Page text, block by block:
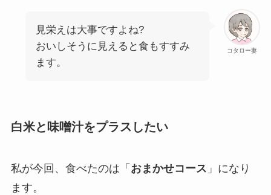
コタロー妻
見栄えは大事ですよね?
おいしそうに見えると食もすすみ
ます。
白米と味噌汁をプラスしたい
私が今回、食べたのは「 おまかせコース 」になり
ます。